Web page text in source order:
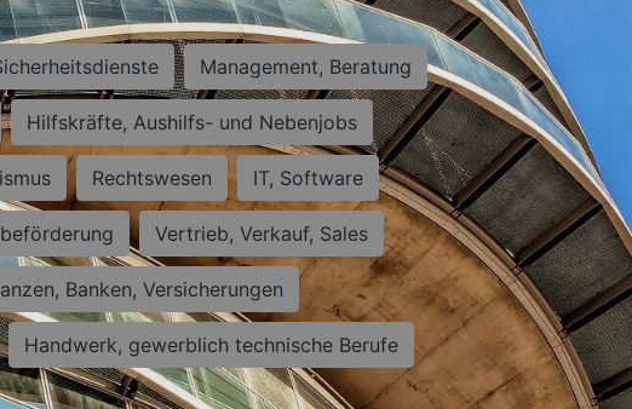
Management, Beratung
Hilfskräfte, Aushilfs- und Nebenjobs
Rechtswesen IT, Software
Vertrieb, Verkauf, Sales
Banken, Versicherungen
Handwerk, gewerblich technische Berufe